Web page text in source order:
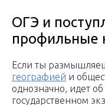
ОГЭ и
профильные
Если ты
географией и
однозначно, идет
государственном